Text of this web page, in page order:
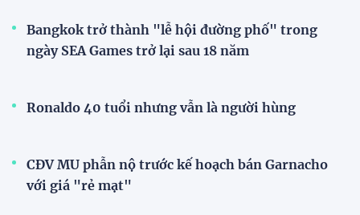
Bangkok trở thành "lễ hội đường phố" trong
ngày SEA Games trở lại sau 18 năm
Ronaldo 40 tuổi nhưng vẫn là người hùng
CĐV MU phẫn nộ trước kế hoạch bán Garnacho
với giá "rẻ mạt"